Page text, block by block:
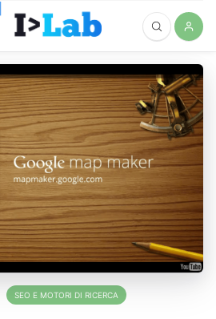
SEO E MOTORI DI RICERCA